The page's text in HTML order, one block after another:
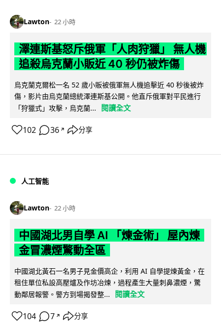
Lawton 22 小時
澤連斯基怒斥俄軍「人肉狩獵」 無人機
追殺烏克蘭小販近 40 秒仍被炸傷
烏克蘭克爾松一名 52 歲小販被俄軍無人機追擊近 40 秒後被炸
傷，影片由烏克蘭總統澤連斯基公開。他直斥俄軍對平民進行
「狩獵式」攻擊，烏克蘭...
閱讀全文
102 36 ↗ 分享
人工智能
Lawton 22 小時
中國湖北男自學 AI 「煉金術」 屋內煉
金冒濃煙驚動全區
中國湖北黃石一名男子見金價高企，利用 AI 自學提煉黃金，在
租住單位私設高壓爐及作坊冶煉，過程產生大量刺鼻濃煙，驚
動鄰居報警。警方到場揭發整...
閱讀全文
104 7 ↗ 分享